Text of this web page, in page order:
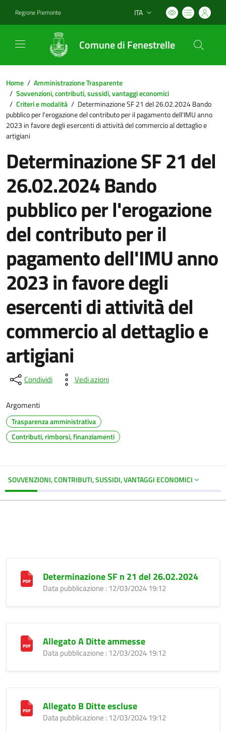
Regione Piemonte Lingua attiva:
ITA
Comune di Fenestrelle
Home / Amministrazione Trasparente
/ Sovvenzioni, contributi, sussidi, vantaggi economici
/ Criteri e modalità / Determinazione SF 21 del 26.02.2024 Bando
pubblico per l'erogazione del contributo per il pagamento dell'IMU anno
2023 in favore degli esercenti di attività del commercio al dettaglio e
artigiani
Determinazione SF 21 del
26.02.2024 Bando
pubblico per l'erogazione
del contributo per il
pagamento dell'IMU anno
2023 in favore degli
esercenti di attività del
commercio al dettaglio e
artigiani
Condividi Vedi azioni
Argomenti
Trasparenza amministrativa
Contributi, rimborsi, finanziamenti
SOVVENZIONI, CONTRIBUTI, SUSSIDI, VANTAGGI ECONOMICI
Determinazione SF n 21 del 26.02.2024
Data pubblicazione : 12/03/2024 19:12
Allegato A Ditte ammesse
Data pubblicazione : 12/03/2024 19:12
Allegato B Ditte escluse
Data pubblicazione : 12/03/2024 19:12